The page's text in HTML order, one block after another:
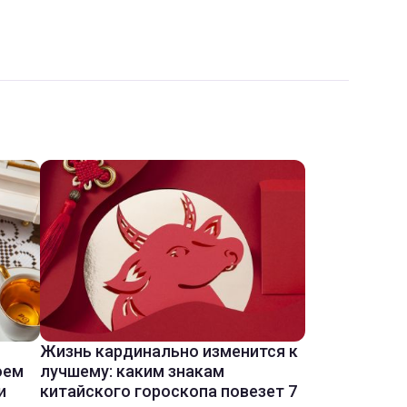
Жизнь кардинально изменится к
лучшему: каким знакам
китайского гороскопа повезет 7